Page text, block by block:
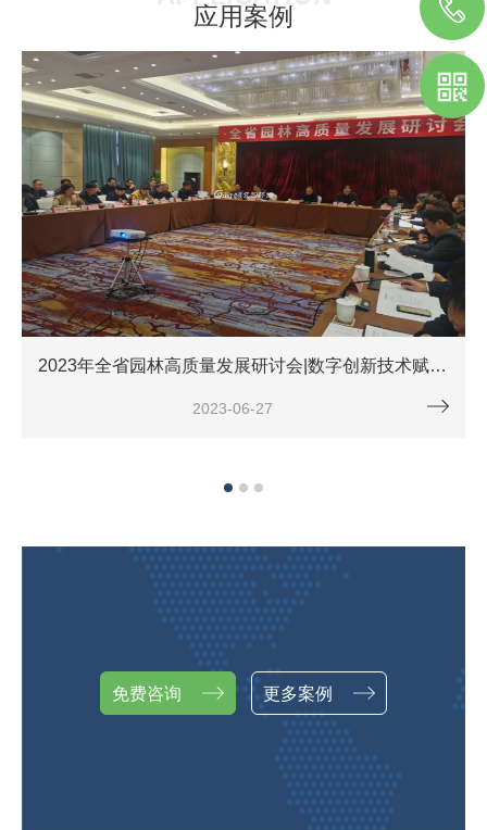
应用案例
2023年全省园林高质量发展研讨会|数字创新技术赋能智慧园林4.0时代
2023-06-27
免费咨询 更多案例